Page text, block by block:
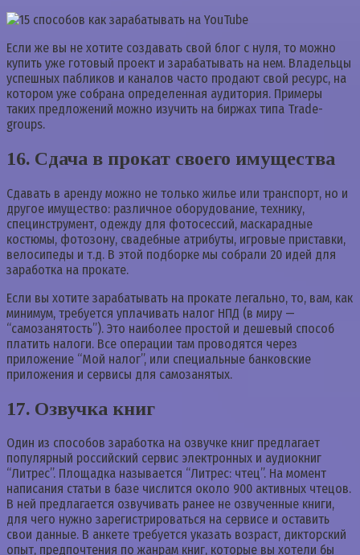
Если же вы не хотите создавать свой блог с нуля, то можно
купить уже готовый проект и зарабатывать на нем. Владельцы
успешных пабликов и каналов часто продают свой ресурс, на
котором уже собрана определенная аудитория. Примеры
таких предложений можно изучить на биржах типа Trade-
groups.
16. Сдача в прокат своего имущества
Сдавать в аренду можно не только жилье или транспорт, но и
другое имущество: различное оборудование, технику,
специнструмент, одежду для фотосессий, маскарадные
костюмы, фотозону, свадебные атрибуты, игровые приставки,
велосипеды и т.д. В этой подборке мы собрали 20 идей для
заработка на прокате.
Если вы хотите зарабатывать на прокате легально, то, вам, как
минимум, требуется уплачивать налог НПД (в миру —
“самозанятость”). Это наиболее простой и дешевый способ
платить налоги. Все операции там проводятся через
приложение “Мой налог”, или специальные банковские
приложения и сервисы для самозанятых.
17. Озвучка книг
Один из способов заработка на озвучке книг предлагает
популярный российский сервис электронных и аудиокниг
“Литрес”. Площадка называется “Литрес: чтец”. На момент
написания статьи в базе числится около 900 активных чтецов.
В ней предлагается озвучивать ранее не озвученные книги,
для чего нужно зарегистрироваться на сервисе и оставить
свои данные. В анкете требуется указать возраст, дикторский
опыт, предпочтения по жанрам книг, которые вы хотели бы